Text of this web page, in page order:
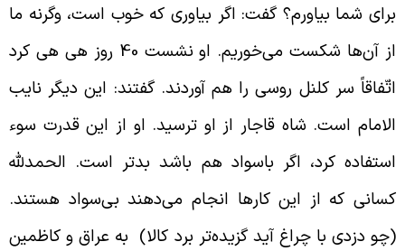
شما بیاورم؟ گفت: اگر بیاوری که خوب است، وگرنه ما
از آن‌ها شکست می‌خوریم. او نشست 40 روز هی هی کرد
سر کلنل روسی را هم آوردند. گفتند: این دیگر نایب
است. شاه قاجار از او ترسید. او از این قدرت سوء
کرد، اگر باسواد هم باشد بدتر است. الحمدلله
که از این کارها انجام می‌دهند بی‌سواد هستند.
دزدی با چراغ آید گزیده‌تر برد کالا)به عراق و کاظمین